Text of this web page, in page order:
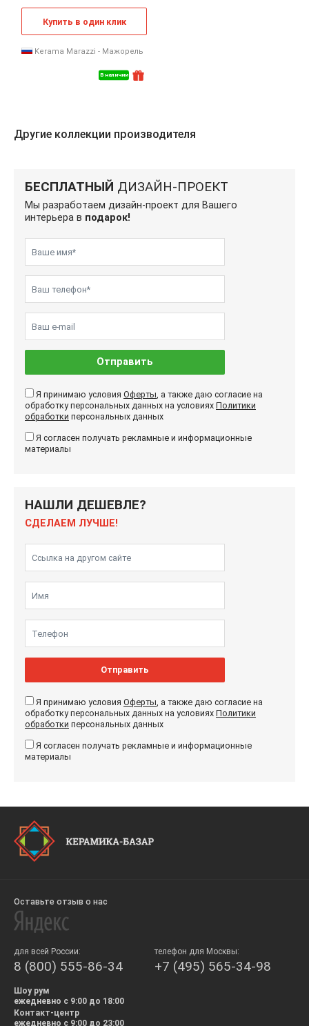
В наличии
Купить в один клик
Kerama Marazzi - Мажорель
Другие коллекции производителя
БЕСПЛАТНЫЙ ДИЗАЙН-ПРОЕКТ
Мы разработаем дизайн-проект для Вашего
интерьера в подарок!
Отправить
Я принимаю условия Оферты, а также даю согласие на
обработку персональных данных на условиях Политики
обработки персональных данных
Я согласен получать рекламные и информационные
материалы
НАШЛИ ДЕШЕВЛЕ?
СДЕЛАЕМ ЛУЧШЕ!
Отправить
Я принимаю условия Оферты, а также даю согласие на
обработку персональных данных на условиях Политики
обработки персональных данных
Я согласен получать рекламные и информационные
материалы
Оставьте отзыв о нас
для всей России:
8 (800) 555-86-34
телефон для Москвы:
+7 (495) 565-34-98
Шоу рум
ежедневно с 9:00 до 18:00
Контакт-центр
ежедневно с 9:00 до 23:00